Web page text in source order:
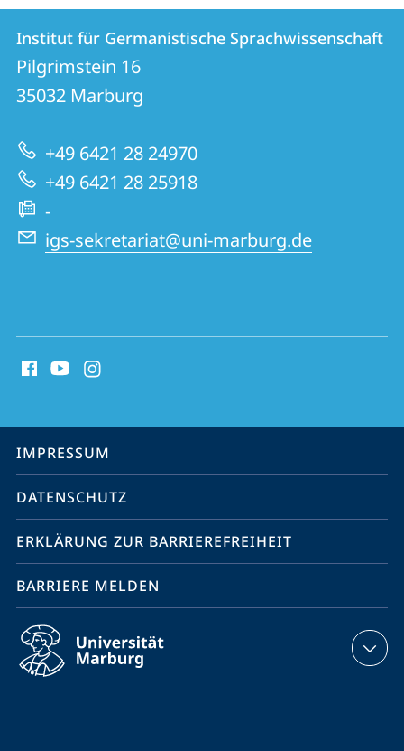
Kontakt
und
Informationen
zur
Website
Kontaktinformationen
Institut
für
Germanistische
Sprachwissenschaft
Institut für Germanistische Sprachwissenschaft
Pilgrimstein 16
35032 Marburg
+49 6421 28 24970
+49 6421 28 25918
-
igs-sekretariat@uni-marburg.de
Media
Service-
Navigation
IMPRESSUM
DATENSCHUTZ
ERKLÄRUNG ZUR BARRIEREFREIHEIT
BARRIERE MELDEN